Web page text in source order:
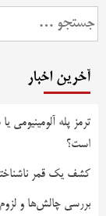
آخرین اخبار
ترمز پله آلومینیومی
است؟
کشف یک قمر
بررسی چالش‌ها و